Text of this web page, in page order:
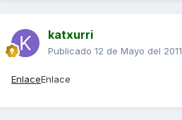
katxurri
Publicado 12 de Mayo del 2011
EnlaceEnlace